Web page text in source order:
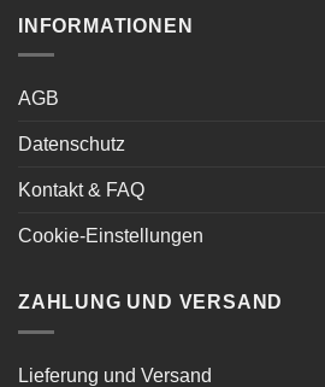
INFORMATIONEN
AGB
Datenschutz
Kontakt & FAQ
Cookie-Einstellungen
ZAHLUNG UND VERSAND
Lieferung und Versand